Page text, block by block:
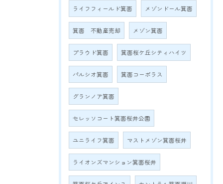
ライフフィールド箕面 メゾンドール箕面
箕面 不動産売却 メゾン箕面
プラウド箕面 箕面桜ケ丘シティハイツ
パルシオ箕面 箕面コーポラス
グランノア箕面
セレッソコート箕面桜井公園
ユニライフ箕面 マストメゾン箕面桜井
ライオンズマンション箕面桜井